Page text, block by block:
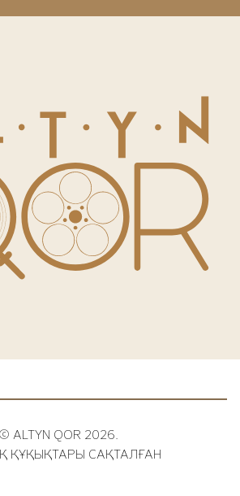
© ALTYN QOR 2026.
ҚҰҚЫҚТАРЫ САҚТАЛҒАН